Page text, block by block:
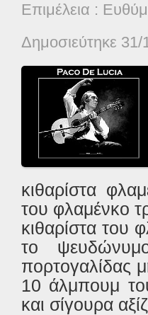
Επιμέλεια :
Δημοσιεύτηκε
κιθαρίστα
του φλαμένκο
κιθαρίστα του
το
πορτογαλίδας
10 άλμπουμ
και σίγουρα